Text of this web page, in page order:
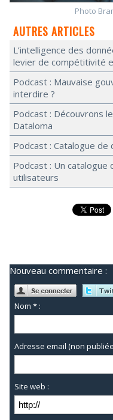
Photo
AUTRES ARTICLES
L’intelligence des
levier de compétitivité
Podcast : Mauvaise
interdire ?
Podcast : Découvrons
Dataloma
Podcast : Catalogue de
Podcast : Un
utilisateurs
Nouveau commentaire :
Nom * :
Adresse email (non
Site web :